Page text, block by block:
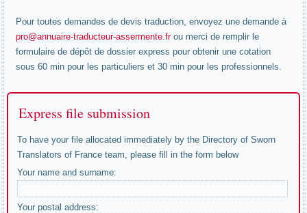
Pour toutes demandes de devis traduction, envoyez une demande à
pro@annuaire-traducteur-assermente.frou merci de remplir le
formulaire de dépôt de dossier express pour obtenir une cotation
sous 60 min pour les particuliers et 30 min pour les professionnels.
Express file submission
To have your file allocated immediately by the Directory of Sworn
Translators of France team, please fill in the form below
Your name and surname:
Your postal address: